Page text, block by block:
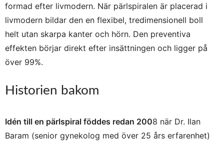
formad efter livmodern. När pärlspiralen är placerad i
livmodern bildar den en flexibel, tredimensionell boll
helt utan skarpa kanter och hörn. Den preventiva
effekten börjar direkt efter insättningen och ligger på
över 99%.
Historien bakom
Idén till en pärlspiral föddes redan 2008 när Dr. Ilan
Baram (senior gynekolog med över 25 års erfarenhet)